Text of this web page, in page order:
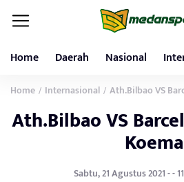
Home Daerah Nasional
Home / Internasional / Ath.Bilbao VS
Ath.Bilbao VS
Sabtu, 21 Agustus 2021 - -